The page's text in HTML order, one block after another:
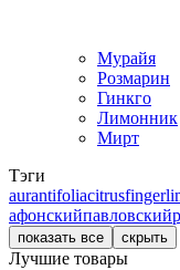
Мурайя
Розмарин
Гинкго
Лимонник
Мирт
Тэги
aurantifoliacitrus
афонскийпавловский
показать все скрыть
Лучшие товары